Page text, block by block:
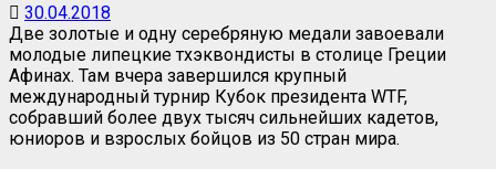
30.04.2018
Две золотые и одну серебряную медали завоевали
молодые липецкие тхэквондисты в столице Греции
Афинах. Там вчера завершился крупный
международный турнир Кубок президента WTF,
собравший более двух тысяч сильнейших кадетов,
юниоров и взрослых бойцов из 50 стран мира.